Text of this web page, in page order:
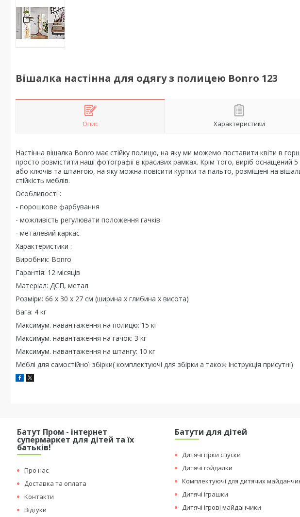
Вішалка настінна для одягу з полицею Bonro 123
Опис Характеристики
Настінна вішалка Bonro має стійку полицю, на яку ми можемо поставити квіти в
просто розмістити наші фотографії в красивих рамках. Крім того, виріб оснащений
або ключів та штангою, на яку можна повісити куртки та пальто, розміщені на
стійкість меблів.
Особливості :
- порошкове фарбування
- можливість регулювати положення гачків
- металевий каркас
Характеристики :
Виробник: Bonro
Гарантія: 12 місяців
Матеріал: ДСП, метал
Розміри: 66 х 30 х 27 см (ширина х глибина х висота)
Вага: 4 кг
Максимум. навантаження на полицю: 15 кг
Максимум. навантаження на гачок: 3 кг
Максимум. навантаження на штангу: 10 кг
Меблі для самостійної збірки( комплектуючі для збірки а також інструкція присутні)
Батут Пром - інтернет
супермаркет для дітей та їх
батьків!
Про нас
Доставка та оплата
Контакти
Відгуки
Батути для дітей
Дитячі гірки спуски
Дитячі гойдалки
Комплектуючі для дитячих
Дитячі іграшки
Дитячі ігрові майданчики